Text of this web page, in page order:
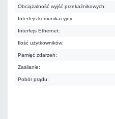
Obciążalność wyjść przekaźnikowych:
Interfejs komunikacyjny:
Interfejs Ethernet:
Ilość użytkowników:
Pamięć zdarzeń:
Zasilanie:
Pobór prądu: